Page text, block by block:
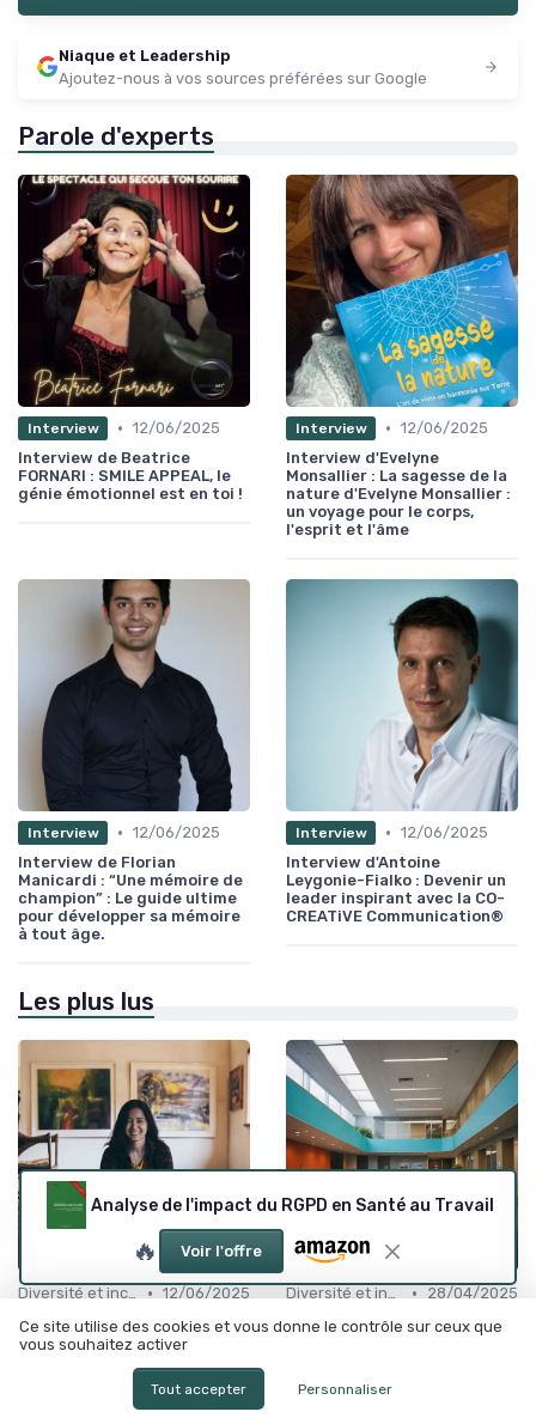
Niaque et Leadership
Ajoutez-nous à vos sources préférées sur Google
Parole d'experts
Interview • 12/06/2025
Interview de Beatrice
FORNARI : SMILE APPEAL, le
génie émotionnel est en toi !
Interview • 12/06/2025
Interview d'Evelyne
Monsallier : La sagesse de la
nature d'Evelyne Monsallier :
un voyage pour le corps,
l'esprit et l'âme
Interview • 12/06/2025
Interview de Florian
Manicardi : “Une mémoire de
champion” : Le guide ultime
pour développer sa mémoire
à tout âge.
Interview • 12/06/2025
Interview d'Antoine
Leygonie-Fialko : Devenir un
leader inspirant avec la CO-
CREATiVE Communication®
Les plus lus
Diversité et inclusion • 12/06/2025
L'impact du leadership
féminin sur le monde
Diversité et inclusion • 28/04/2025
Les secrets du comité social
et économique chez L'Oréal
Analyse de l'impact du RGPD en Santé au Travail
🔥 Voir l'offre
Ce site utilise des cookies et vous donne le contrôle sur ceux que
vous souhaitez activer
Tout accepter Personnaliser